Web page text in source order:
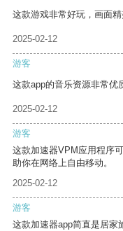
这款游戏非常好玩，画面精
2025-02-12
游客
这款app的音乐资源非常优
2025-02-12
游客
这款加速器VPM应用程序
助你在网络上自由移动。
2025-02-12
游客
这款加速器app简直是居家